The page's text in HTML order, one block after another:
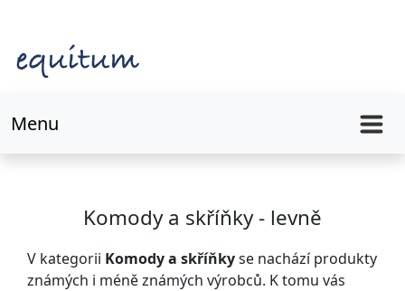
Menu
Komody a skříňky - levně
V kategorii Komody a skříňkyse nachází produkty
známých i méně známých výrobců. K tomu vás